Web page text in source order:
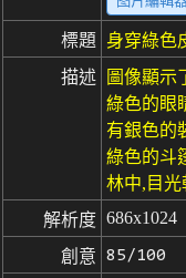
標題
身穿綠色
描述
圖像顯示
綠色的眼
有銀色的
綠色的斗
林中,目光
解析度 686x1024
創意 85/100